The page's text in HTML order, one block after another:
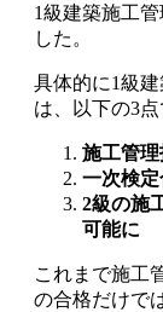
1級建築施工
した 。
具体的に1級
は、以下の3点
施工管
一次検
2級の施
可能に
これまで施工
の合格だけで